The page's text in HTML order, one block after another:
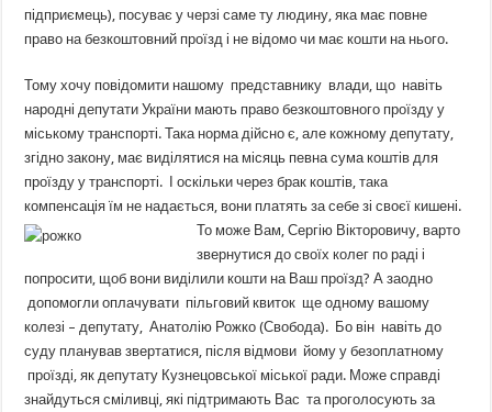
підприємець), посуває у черзі саме ту людину, яка має повне
право на безкоштовний проїзд і не відомо чи має кошти на нього.
Тому хочу повідомити нашому представнику влади, що навіть
народні депутати України мають право безкоштовного проїзду у
міському транспорті. Така норма дійсно є, але кожному депутату,
згідно закону, має виділятися на місяць певна сума коштів для
проїзду у транспорті. І оскільки через брак коштів, така
компенсація їм не надається, вони платять за себе зі своєї кишені.
То може Вам, Сергію Вікторовичу, варто
звернутися до своїх колег по раді і
попросити, щоб вони виділили кошти на Ваш проїзд? А заодно
допомогли оплачувати пільговий квиток ще одному вашому
колезі – депутату, Анатолію Рожко (Свобода). Бо він навіть до
суду планував звертатися, після відмови йому у безоплатному
проїзді, як депутату Кузнецовської міської ради. Може справді
знайдуться сміливці, які підтримають Вас та проголосують за